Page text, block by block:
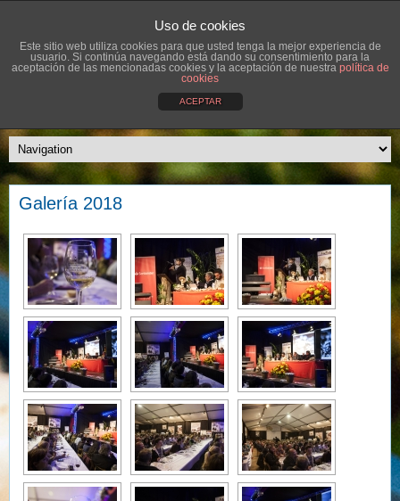
Galería 2018
Uso de cookies
Este sitio web utiliza cookies para que usted tenga la mejor experiencia de
usuario. Si continúa navegando está dando su consentimiento para la
aceptación de las mencionadas cookies y la aceptación de nuestra política de
cookies
ACEPTAR